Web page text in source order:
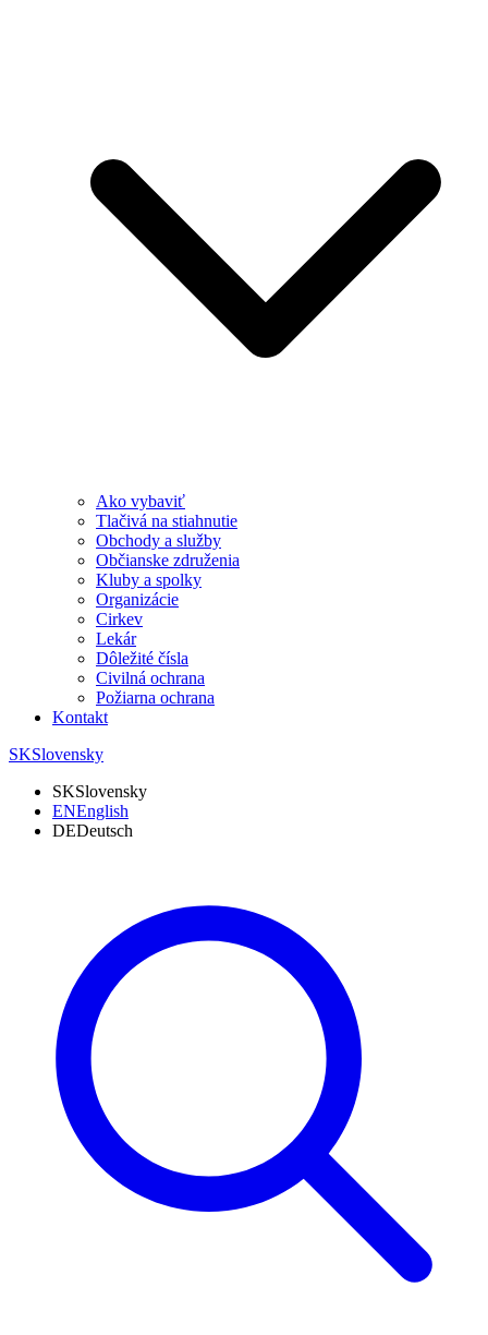
Ako vybaviť
Tlačivá na stiahnutie
Obchody a služby
Občianske združenia
Kluby a spolky
Organizácie
Cirkev
Lekár
Dôležité čísla
Civilná ochrana
Požiarna ochrana
Kontakt
SKSlovensky
SKSlovensky
ENEnglish
DEDeutsch